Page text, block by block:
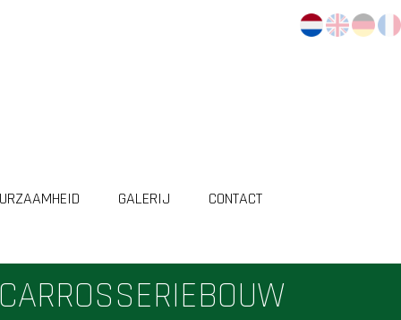
GALERIJ CONTACT